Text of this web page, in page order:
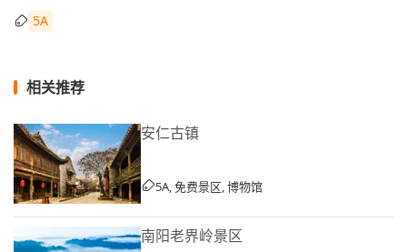
5A
相关推荐
安仁古镇
5A, 免费景区, 博物馆
南阳老界岭景区